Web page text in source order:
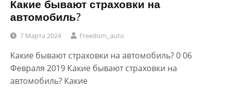
Какие бывают страховки на
автомобиль?
7 Марта 2024 Freedom_auto
Какие бывают страховки на автомобиль? 0 06
Февраля 2019 Какие бывают страховки на
автомобиль? Какие